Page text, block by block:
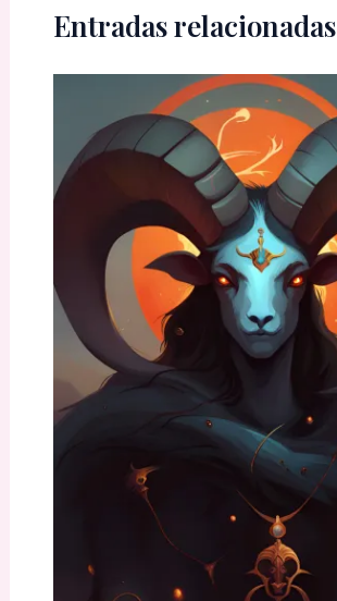
Entradas relacionadas